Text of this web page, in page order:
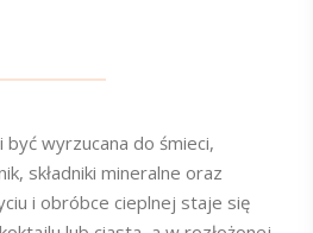
być wyrzucana do śmieci,
składniki mineralne oraz
i obróbce cieplnej staje się